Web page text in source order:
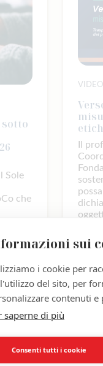
sui
i cookie per
del sito, per
contenuti
saperne di più
Consenti tutti i cookie
sotto
Sole
che
le
e il
Il